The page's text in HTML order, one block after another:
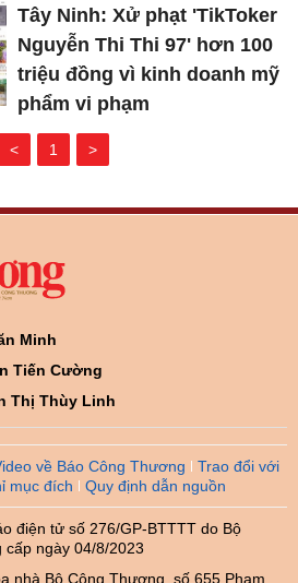
Tây Ninh: Xử phạt 'TikToker
Nguyễn Thi Thi 97' hơn 100
triệu đồng vì kinh doanh mỹ
phẩm vi phạm
< 1 >
Minh
Tiến Cường
Thị Thùy Linh
về Báo Công Thương
Trao đổi với
mục đích Quy định dẫn nguồn
điện tử số 276/GP-BTTTT do Bộ
cấp ngày 04/8/2023
nhà Bộ Công Thương, số 655 Phạm